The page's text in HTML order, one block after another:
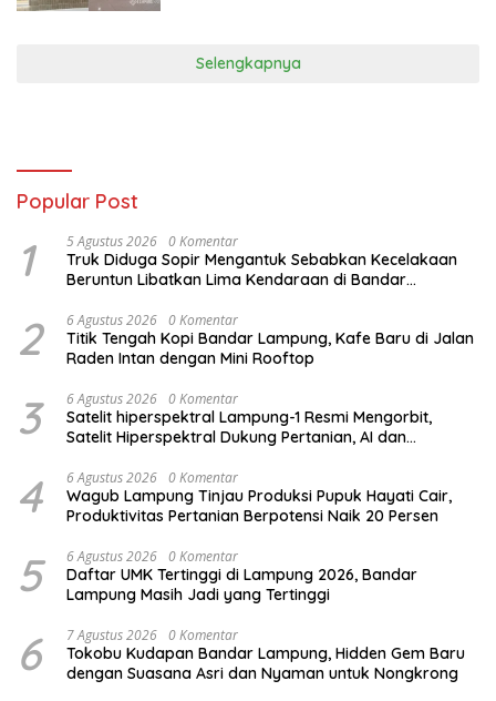
Selengkapnya
Popular Post
1 5 Agustus 2026 0 Komentar
Truk Diduga Sopir Mengantuk Sebabkan Kecelakaan
Beruntun Libatkan Lima Kendaraan di Bandar
2 6 Agustus 2026 0 Komentar
Titik Tengah Kopi Bandar Lampung, Kafe Baru di Jalan
Raden Intan dengan Mini Rooftop
3 6 Agustus 2026 0 Komentar
Satelit hiperspektral Lampung-1 Resmi Mengorbit,
Satelit Hiperspektral Dukung Pertanian, AI dan
4 6 Agustus 2026 0 Komentar
Wagub Lampung Tinjau Produksi Pupuk Hayati Cair,
Produktivitas Pertanian Berpotensi Naik 20 Persen
5 6 Agustus 2026 0 Komentar
Daftar UMK Tertinggi di Lampung 2026, Bandar
Lampung Masih Jadi yang Tertinggi
6 7 Agustus 2026 0 Komentar
Tokobu Kudapan Bandar Lampung, Hidden Gem Baru
dengan Suasana Asri dan Nyaman untuk Nongkrong